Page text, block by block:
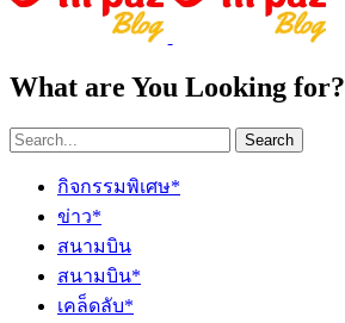
What are You Looking for?
Search
กิจกรรมพิเศษ*
ข่าว*
สนามบิน
สนามบิน*
เคล็ดลับ*